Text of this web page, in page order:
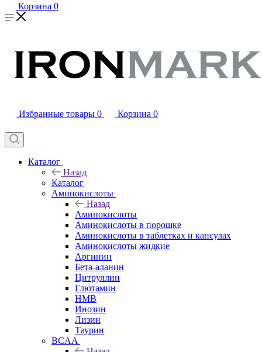
Корзина 0
Избранные товары 0 Корзина 0
Каталог
Назад
Каталог
Аминокислоты
Назад
Аминокислоты
Аминокислоты в порошке
Аминокислоты в таблетках и капсулах
Аминокислоты жидкие
Аргинин
Бета-аланин
Цитруллин
Глютамин
HMB
Инозин
Лизин
Таурин
BCAA